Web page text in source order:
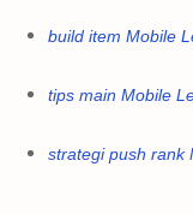
build item Mobile
tips main Mobile
strategi push rank